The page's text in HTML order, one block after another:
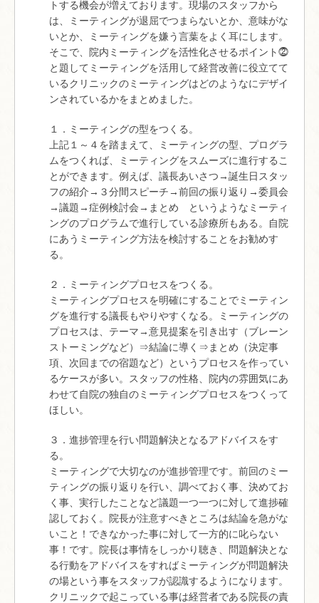
トする機会が増えております。現場のスタッフから
は、ミーティングが退屈でつまらないとか、意味がな
いとか、ミーティングを嫌う言葉をよく耳にします。
そこで、院内ミーティングを活性化させるポイント⓶
と題してミーティングを活用して経営改善に役立てて
いるクリニックのミーティングはどのようなにデザイ
ンされているかをまとめました。
１．ミーティングの型をつくる。
上記１～４を踏まえて、ミーティングの型、プログラ
ムをつくれば、ミーティングをスムーズに進行するこ
とができます。例えば、議長あいさつ→誕生日スタッ
フの紹介→３分間スピーチ→前回の振り返り→委員会
→議題→症例検討会→まとめ というようなミーティ
ングのプログラムで進行している診療所もある。自院
にあうミーティング方法を検討することをお勧めす
る。
２．ミーティングプロセスをつくる。
ミーティングプロセスを明確にすることでミーティン
グを進行する議長もやりやすくなる。ミーティングの
プロセスは、テーマ→意見提案を引き出す（ブレーン
ストーミングなど）⇒結論に導く⇒まとめ（決定事
項、次回までの宿題など）というプロセスを作ってい
るケースが多い。スタッフの性格、院内の雰囲気にあ
わせて自院の独自のミーティングプロセスをつくって
ほしい。
３．進捗管理を行い問題解決となるアドバイスをす
る。
ミーティングで大切なのが進捗管理です。前回のミー
ティングの振り返りを行い、調べておく事、決めてお
く事、実行したことなど議題一つ一つに対して進捗確
認しておく。院長が注意すべきところは結論を急がな
いこと！できなかった事に対して一方的に叱らない
事！です。院長は事情をしっかり聴き、問題解決とな
る行動をアドバイスをすればミーティングが問題解決
の場という事をスタッフが認識するようになります。
クリニックで起こっている事は経営者である院長の責